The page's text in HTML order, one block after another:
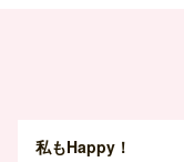
私もHappy！